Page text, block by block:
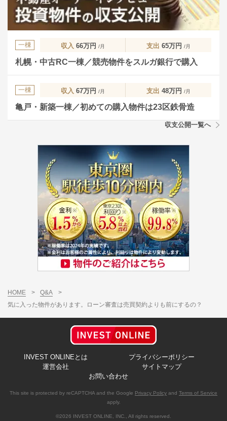
一棟 収入 66万円 /月 支出 65万円 /月
札幌・中古RC一棟／競売物件をスルガ銀行で購入
一棟 収入 67万円 /月 支出 48万円 /月
亀戸・新築一棟／初めての購入物件は23区鉄骨造
収支公開一覧へ
HOME > Q&A
>
気に入った物件があります。ローン審査は売買契約よりも前にするの？
INVEST ONLINEとは
プライバシーポリシー
運営会社
サイトマップ
お問い合わせ
This site is protected by reCAPTCHA and the Google Privacy Policy and Terms of Service
apply.
©2026 INVEST ONLINE, INC., All rights reserved.